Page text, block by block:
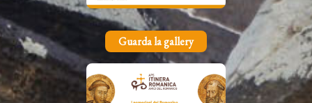
Guarda la gallery